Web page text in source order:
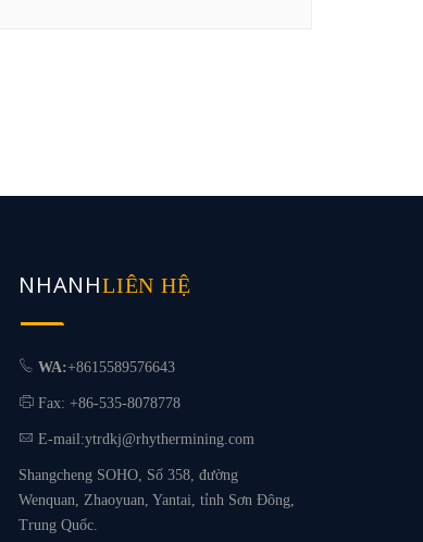
NHANHLIÊN HỆ
WA:+8615589576643
Fax: +86-535-8078778
E-mail:ytrdkj@rhythermining.com
Shangcheng SOHO, Số 358, đường
Wenquan, Zhaoyuan, Yantai, tỉnh Sơn Đông,
Trung Quốc.